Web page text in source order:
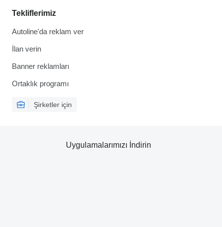
Tekliflerimiz
Autoline'da reklam ver
İlan verin
Banner reklamları
Ortaklık programı
Şirketler için
Uygulamalarımızı İndirin